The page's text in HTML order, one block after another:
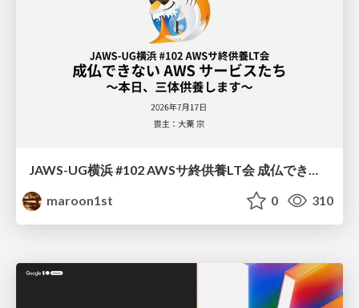
JAWS-UG横浜 #102 AWSサ終供養LT会 成仏できない AWS サービスたち 〜本日、三体供養します〜
maroon1st
0 310